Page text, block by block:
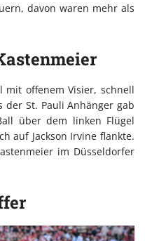
davon waren mehr als
mit offenem Visier, schnell
St. Pauli Anhänger gab
über dem linken Flügel
auf Jackson Irvine flankte.
im Düsseldorfer